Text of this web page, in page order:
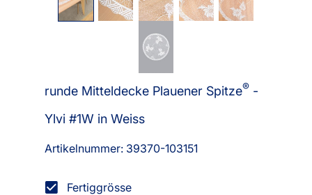
runde Mitteldecke Plauener Spitze® -
Ylvi #1W in Weiss
Artikelnummer: 39370-103151
Fertiggrösse